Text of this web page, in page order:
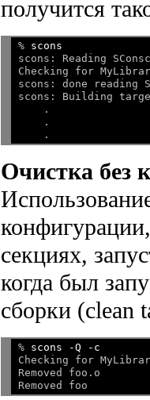
получится
% scons
scons: Reading
Checking for
scons: done reading
scons: Building
    .
    .
Очистка без
секциях,
когда был
сборки (clean
% scons -Q -c
Checking for
Removed foo.o